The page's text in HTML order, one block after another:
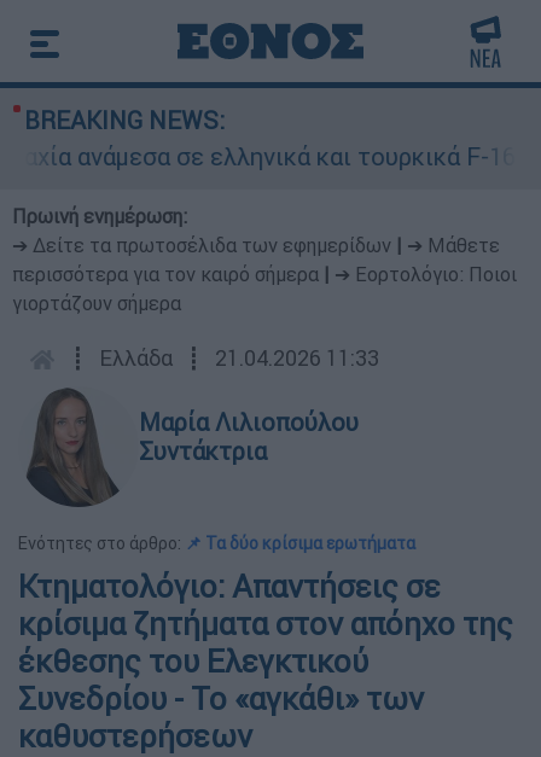
BREAKING NEWS:
σε ελληνικά και τουρκικά F-16
Πρωινή ενημέρωση:
➔ Δείτε τα πρωτοσέλιδα των εφημερίδων
➔ Μάθετε
περισσότερα για τον καιρό σήμερα
➔ Εορτολόγιο: Ποιοι
γιορτάζουν σήμερα
┋ Ελλάδα ┋ 21.04.2026 11:33
Μαρία Λιλιοπούλου
Συντάκτρια
Ενότητες στο άρθρο: 📌 Τα δύο κρίσιμα ερωτήματα
Κτηματολόγιο: Απαντήσεις σε
κρίσιμα ζητήματα στον απόηχο της
έκθεσης του Ελεγκτικού
Συνεδρίου - Το «αγκάθι» των
καθυστερήσεων